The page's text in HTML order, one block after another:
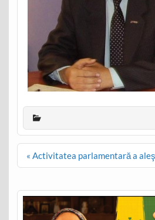
Post
« Activitatea parlamentară a